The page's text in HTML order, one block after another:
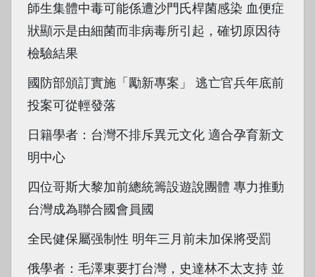
師生集體中毒可能係遭沙門氏桿菌感染 血便症
狀顯示是由細菌而非病毒所引起，確切原因待
檢驗結果
國防部頒訂實施「勵新專案」 逃亡官兵年底前
投案可從輕發落
日籍學者：台灣不排斥異元文化 適合孕育新文
明中心
四位哥斯大黎加前總統籌設遊說團體 專力推動
台灣成為聯合國會員國
全民健保屬强制性 明年三月前未加保將受罰
俄學者：毛澤東要打台灣，史達林不太支持 並